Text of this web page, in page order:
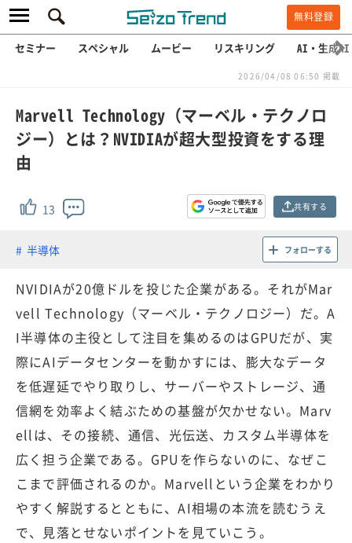
無料登録
セミナー スペシャル ムービー リスキリング AI・生成AI
2026/04/08 06:50 掲載
Marvell Technology（マーベル・テクノロ
ジー）とは？NVIDIAが超大型投資をする理
由
13 共有する
半導体 フォローする
NVIDIAが20億ドルを投じた企業がある。それがMar
vell Technology（マーベル・テクノロジー）だ。A
I半導体の主役として注目を集めるのはGPUだが、実
際にAIデータセンターを動かすには、膨大なデータ
を低遅延でやり取りし、サーバーやストレージ、通
信網を効率よく結ぶための基盤が欠かせない。Marv
ellは、その接続、通信、光伝送、カスタム半導体を
広く担う企業である。GPUを作らないのに、なぜこ
こまで評価されるのか。Marvellという企業をわかり
やすく解説するとともに、AI相場の本流を読むうえ
で、見落とせないポイントを見ていこう。